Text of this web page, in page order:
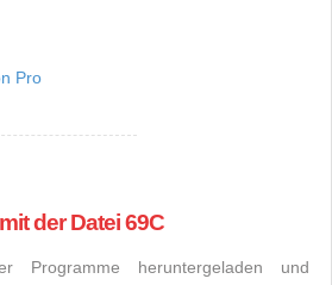
Pro
der Datei 69C
Programme heruntergeladen und